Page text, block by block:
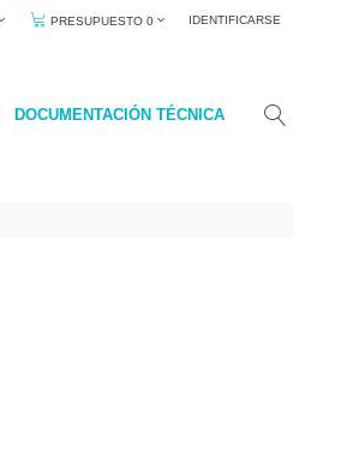
PRESUPUESTO 0 IDENTIFICARSE
DOCUMENTACIÓN TÉCNICA